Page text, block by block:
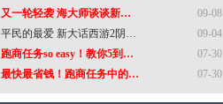
09-08
又一轮轻袭 海大师谈谈新…
09-04
平民的最爱 新大话西游2阴…
07-30
跑商任务so easy！教你5到…
07-30
最快最省钱！跑商任务中的…